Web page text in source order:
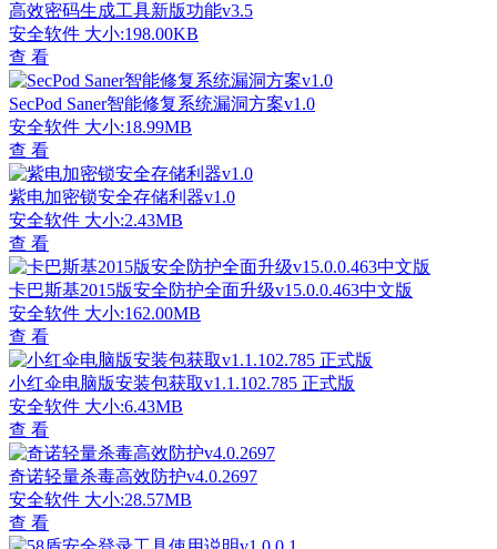
高效密码生成工具新版功能v3.5
安全软件 大小:198.00KB
查 看
SecPod Saner智能修复系统漏洞方案v1.0
安全软件 大小:18.99MB
查 看
紫电加密锁安全存储利器v1.0
安全软件 大小:2.43MB
查 看
卡巴斯基2015版安全防护全面升级v15.0.0.463中文版
安全软件 大小:162.00MB
查 看
小红伞电脑版安装包获取v1.1.102.785 正式版
安全软件 大小:6.43MB
查 看
奇诺轻量杀毒高效防护v4.0.2697
安全软件 大小:28.57MB
查 看